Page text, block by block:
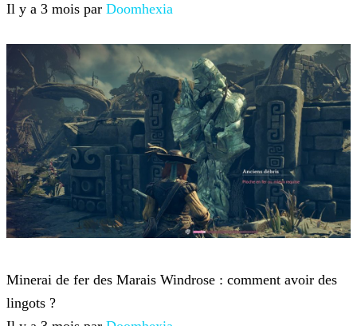
Il y a 3 mois par Doomhexia
Minerai de fer des Marais Windrose : comment avoir des
lingots ?